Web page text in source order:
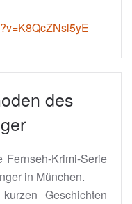
des
Krimi-Serie
in München.
Geschichten